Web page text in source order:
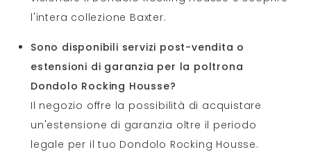
l'intera collezione Baxter.
Sono disponibili servizi post-vendita o
estensioni di garanzia per la poltrona
Dondolo Rocking Housse?
Il negozio offre la possibilità di acquistare
un'estensione di garanzia oltre il periodo
legale per il tuo Dondolo Rocking Housse.